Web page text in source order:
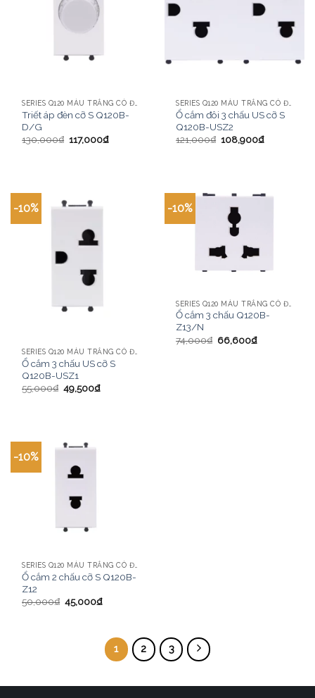
Triết áp đèn cỡ S Q120B-
D/G
130,000₫ 117,000₫
Ổ cắm đôi 3 chấu US cỡ S
Q120B-USZ2
121,000₫ 108,900₫
-10%
Ổ cắm 3 chấu US cỡ S
Q120B-USZ1
55,000₫ 49,500₫
-10%
Ổ cắm 3 chấu Q120B-
Z13/N
74,000₫ 66,600₫
-10%
Ổ cắm 2 chấu cỡ S Q120B-
Z12
50,000₫ 45,000₫
1 2 3